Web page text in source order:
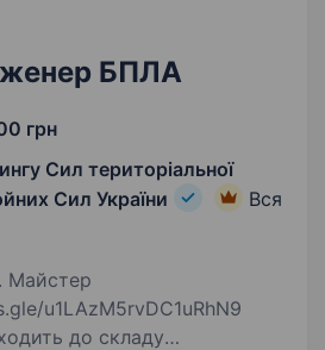
БПЛА
грн
Сил територіальної
Сил України
Вся
u1LAzM5rvDC1uRhN9
до складу